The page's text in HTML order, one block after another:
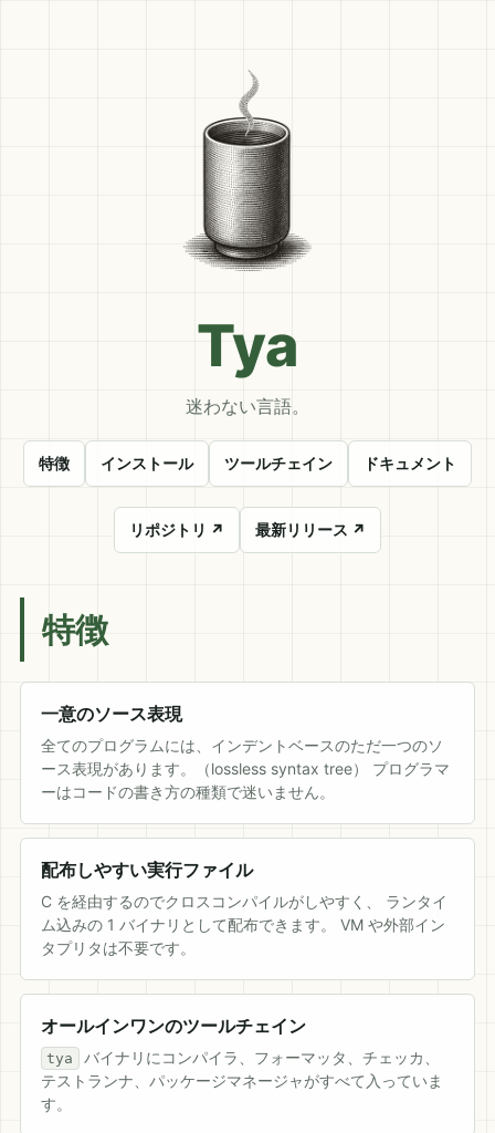
Tya
迷わない言語。
特徴 インストール ツールチェイン ドキュメント
リポジトリ ↗ 最新リリース ↗
特徴
一意のソース表現
全てのプログラムには、インデントベースのただ一つのソ
ース表現があります。（lossless syntax tree） プログラマ
ーはコードの書き方の種類で迷いません。
配布しやすい実行ファイル
C を経由するのでクロスコンパイルがしやすく、 ランタイ
ム込みの 1 バイナリとして配布できます。 VM や外部イン
タプリタは不要です。
オールインワンのツールチェイン
tya
バイナリにコンパイラ、フォーマッタ、チェッカ、
テストランナ、パッケージマネージャがすべて入っていま
す。